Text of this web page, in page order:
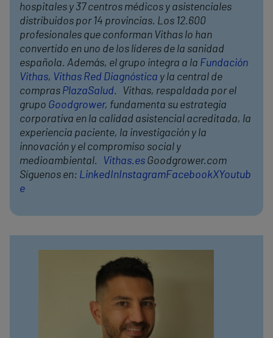
hospitales y 37 centros médicos y asistenciales
distribuidos por 14 provincias. Los 12.600
profesionales que conforman Vithas lo han
convertido en uno de los líderes de la sanidad
española. Además, el grupo integra a la Fundación
Vithas, Vithas Red Diagnóstica y la central de
compras PlazaSalud. Vithas, respaldada por el
grupo Goodgrower, fundamenta su estrategia
corporativa en la calidad asistencial acreditada, la
experiencia paciente, la investigación y la
innovación y el compromiso social y
medioambiental.
Vithas.es Goodgrower.com
Síguenos en: LinkedInInstagramFacebookXYoutub
e